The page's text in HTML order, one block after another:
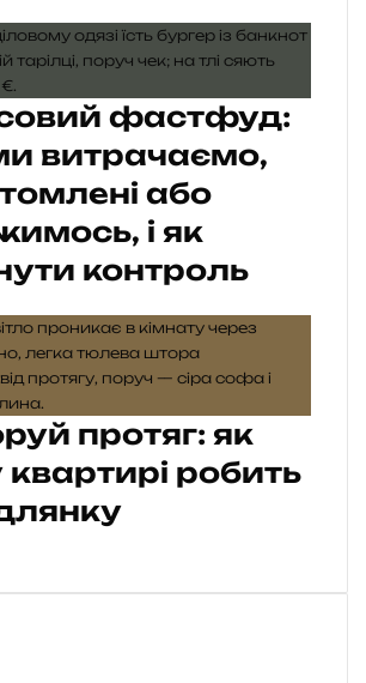
фастфуд:
витрачаємо,
або
і як
контроль
протяг: як
квартирі робить